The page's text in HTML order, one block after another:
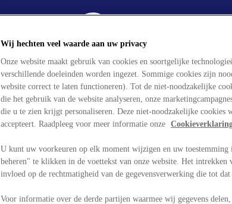
Wij hechten veel waarde aan uw privacy
Onze website maakt gebruik van cookies en soortgelijke
verschillende doeleinden worden ingezet. Sommige cookies zijn
website correct te laten functioneren). Tot de niet-noodzakelijke
die het gebruik van de website analyseren, onze
die u te zien krijgt personaliseren. Deze niet-noodzakelijke cookies
accepteert. Raadpleeg voor meer informatie onze
U kunt uw voorkeuren op elk moment wijzigen en uw
beheren" te klikken in de voettekst van onze website. Het intrekken
invloed op de rechtmatigheid van de gegevensverwerking die tot
Voor informatie over de derde partijen waarmee wij gegevens